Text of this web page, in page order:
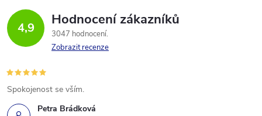
4,9 Hodnocení zákazníků
3047 hodnocení
Zobrazit recenze
Petra Brádková
Spokojenost se vším.